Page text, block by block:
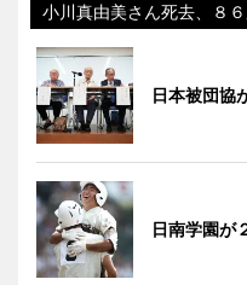
小川真由美さん死去、８
日本被団協
日南学園